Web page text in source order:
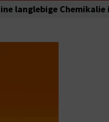
langlebige Chemikalie